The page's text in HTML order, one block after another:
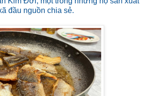
đầu nguồn chia sẻ.